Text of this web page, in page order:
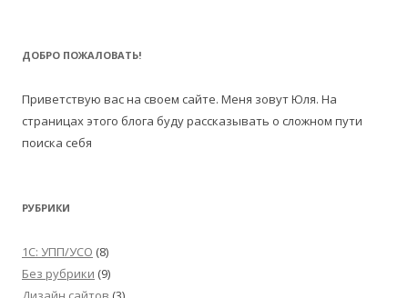
ДОБРО ПОЖАЛОВАТЬ!
Приветствую вас на своем сайте. Меня зовут Юля. На
страницах этого блога буду рассказывать о сложном пути
поиска себя
РУБРИКИ
1С: УПП/УСО (8)
Без рубрики (9)